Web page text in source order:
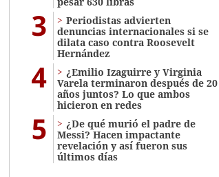
3
Periodistas advierten
denuncias internacionales si se
dilata caso contra Roosevelt
Hernández
4
¿Emilio Izaguirre y Virginia
Varela terminaron después de 20
años juntos? Lo que ambos
hicieron en redes
5
¿De qué murió el padre de
Messi? Hacen impactante
revelación y así fueron sus
últimos días